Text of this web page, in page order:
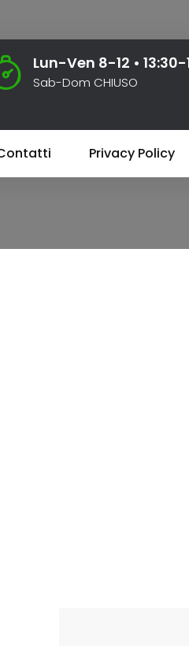
Lun-Ven 8-12 • 13:30-
Sab-Dom CHIUSO
Privacy Policy